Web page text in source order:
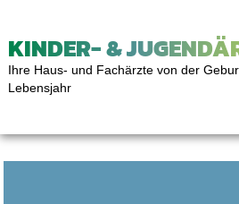
KINDER- &
Ihre Haus- und Fachärzte von der
Lebensjahr